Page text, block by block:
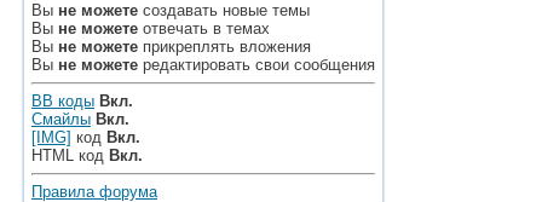
Вы не можете создавать новые темы
Вы не можете отвечать в темах
Вы не можете прикреплять вложения
Вы не можете редактировать свои сообщения
BB коды Вкл.
Смайлы Вкл.
[IMG] код Вкл.
HTML код Вкл.
Правила форума